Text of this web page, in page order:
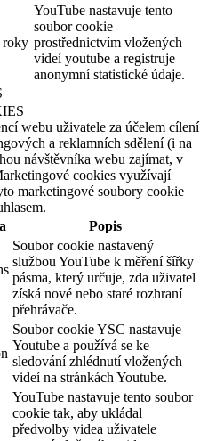
roky
YouTube nastavuje tento
soubor cookie
prostřednictvím vložených
videí youtube a registruje
anonymní statistické údaje.
webu uživatele za účelem cílení
a reklamních sdělení (i na
návštěvníka webu zajímat, v
cookies využívají
marketingové soubory cookie
Popis
Soubor cookie nastavený
službou YouTube k měření šířky
pásma, který určuje, zda uživatel
získá nové nebo staré rozhraní
přehrávače.
Soubor cookie YSC nastavuje
Youtube a používá se ke
sledování zhlédnutí vložených
videí na stránkách Youtube.
YouTube nastavuje tento soubor
cookie tak, aby ukládal
předvolby videa uživatele